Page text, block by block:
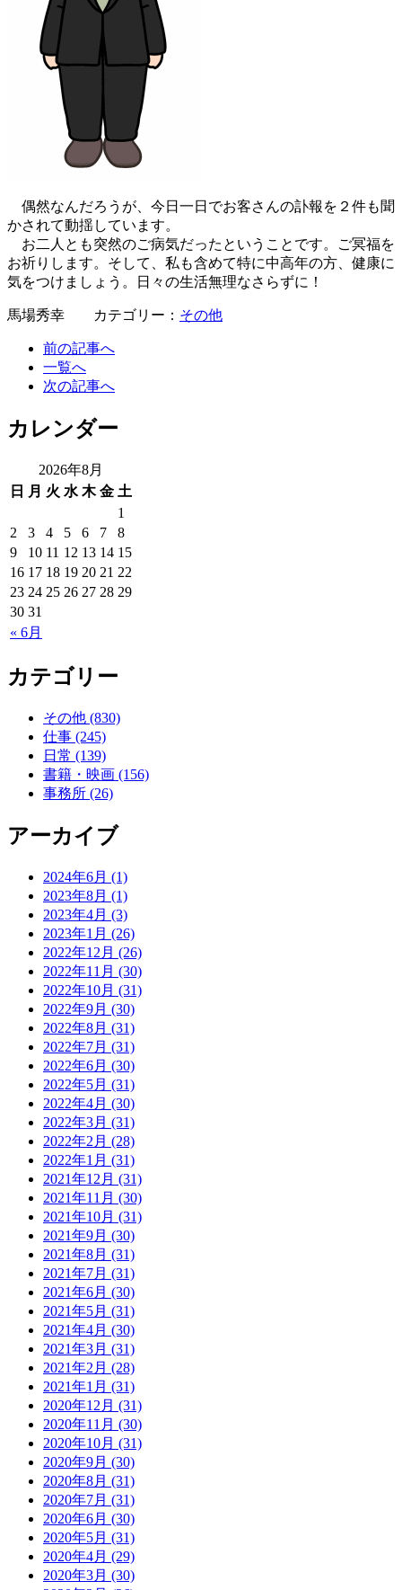
偶然なんだろうが、今日一日でお客さんの訃報を２件も聞
かされて動揺しています。
お二人とも突然のご病気だったということです。ご冥福を
お祈りします。そして、私も含めて特に中高年の方、健康に
気をつけましょう。日々の生活無理なさらずに！
馬場秀幸 カテゴリー： その他
前の記事へ
一覧へ
次の記事へ
カレンダー
2026年8月
日
月 火 水 木 金 土
« 6月
1
2
3 4 5 6 7
8
9
10 11 12 13 14 15
16 17 18 19 20 21 22
23 24 25 26 27 28 29
30 31
カテゴリー
その他 (830)
仕事 (245)
日常 (139)
書籍・映画 (156)
事務所 (26)
アーカイブ
2024年6月 (1)
2023年8月 (1)
2023年4月 (3)
2023年1月 (26)
2022年12月 (26)
2022年11月 (30)
2022年10月 (31)
2022年9月 (30)
2022年8月 (31)
2022年7月 (31)
2022年6月 (30)
2022年5月 (31)
2022年4月 (30)
2022年3月 (31)
2022年2月 (28)
2022年1月 (31)
2021年12月 (31)
2021年11月 (30)
2021年10月 (31)
2021年9月 (30)
2021年8月 (31)
2021年7月 (31)
2021年6月 (30)
2021年5月 (31)
2021年4月 (30)
2021年3月 (31)
2021年2月 (28)
2021年1月 (31)
2020年12月 (31)
2020年11月 (30)
2020年10月 (31)
2020年9月 (30)
2020年8月 (31)
2020年7月 (31)
2020年6月 (30)
2020年5月 (31)
2020年4月 (29)
2020年3月 (30)